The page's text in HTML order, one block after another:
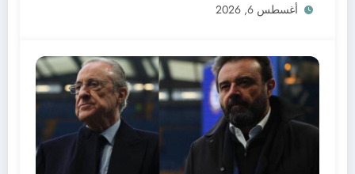
أغسطس 6, 2026